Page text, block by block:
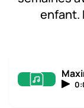
enfant.